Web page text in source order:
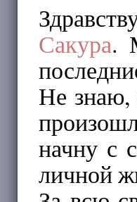
Сакура.
Не знаю,
начну с
личной